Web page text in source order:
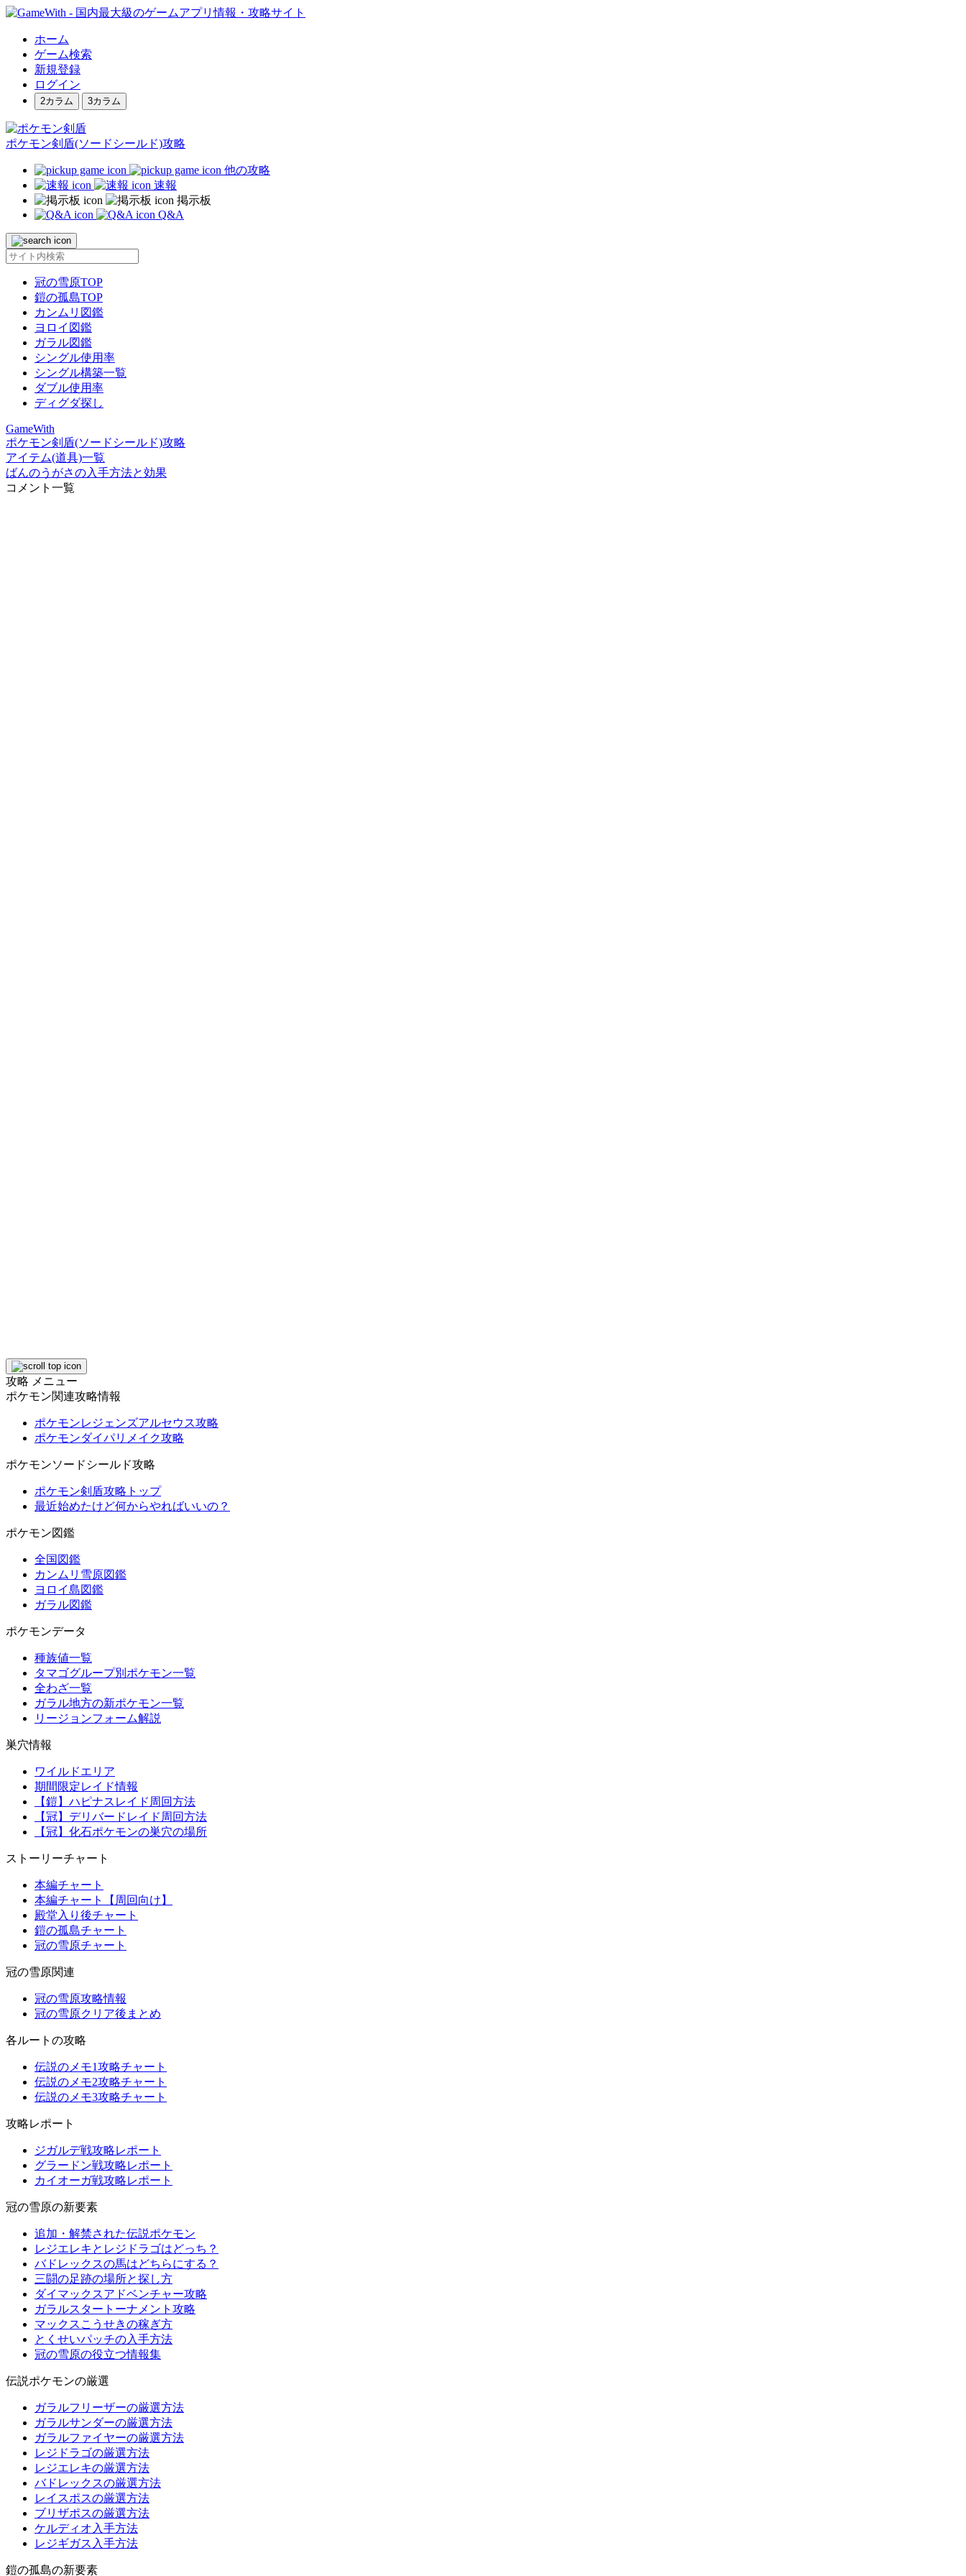
ホーム
ゲーム検索
新規登録
ログイン
2カラム 3カラム
ポケモン剣盾(ソードシールド)攻略
他の攻略
速報
掲示板
Q&A
冠の雪原TOP
鎧の孤島TOP
カンムリ図鑑
ヨロイ図鑑
ガラル図鑑
シングル使用率
シングル構築一覧
ダブル使用率
ディグダ探し
GameWith
ポケモン剣盾(ソードシールド)攻略
アイテム(道具)一覧
ばんのうがさの入手方法と効果
コメント一覧
攻略 メニュー
ポケモン関連攻略情報
ポケモンレジェンズアルセウス攻略
ポケモンダイパリメイク攻略
ポケモンソードシールド攻略
ポケモン剣盾攻略トップ
最近始めたけど何からやればいいの？
ポケモン図鑑
全国図鑑
カンムリ雪原図鑑
ヨロイ島図鑑
ガラル図鑑
ポケモンデータ
種族値一覧
タマゴグループ別ポケモン一覧
全わざ一覧
ガラル地方の新ポケモン一覧
リージョンフォーム解説
巣穴情報
ワイルドエリア
期間限定レイド情報
【鎧】ハピナスレイド周回方法
【冠】デリバードレイド周回方法
【冠】化石ポケモンの巣穴の場所
ストーリーチャート
本編チャート
本編チャート【周回向け】
殿堂入り後チャート
鎧の孤島チャート
冠の雪原チャート
冠の雪原関連
冠の雪原攻略情報
冠の雪原クリア後まとめ
各ルートの攻略
伝説のメモ1攻略チャート
伝説のメモ2攻略チャート
伝説のメモ3攻略チャート
攻略レポート
ジガルデ戦攻略レポート
グラードン戦攻略レポート
カイオーガ戦攻略レポート
冠の雪原の新要素
追加・解禁された伝説ポケモン
レジエレキとレジドラゴはどっち？
バドレックスの馬はどちらにする？
三闘の足跡の場所と探し方
ダイマックスアドベンチャー攻略
ガラルスタートーナメント攻略
マックスこうせきの稼ぎ方
とくせいパッチの入手方法
冠の雪原の役立つ情報集
伝説ポケモンの厳選
ガラルフリーザーの厳選方法
ガラルサンダーの厳選方法
ガラルファイヤーの厳選方法
レジドラゴの厳選方法
レジエレキの厳選方法
バドレックスの厳選方法
レイスポスの厳選方法
ブリザポスの厳選方法
ケルディオ入手方法
レジギガス入手方法
鎧の孤島の新要素